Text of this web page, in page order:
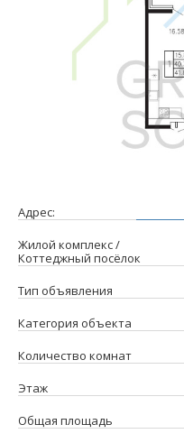
Адрес:
Жилой комплекс /
Коттеджный посёлок
Тип объявления
Категория объекта
Количество комнат
Этаж
Общая площадь